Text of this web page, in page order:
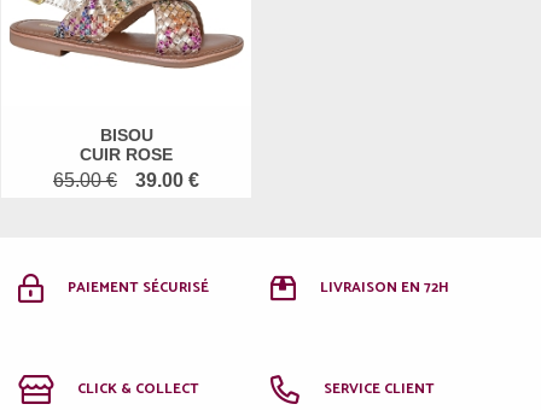
BISOU
CUIR ROSE
65.00 € 39.00 €
PAIEMENT SÉCURISÉ LIVRAISON EN 72H
CLICK & COLLECT SERVICE CLIENT